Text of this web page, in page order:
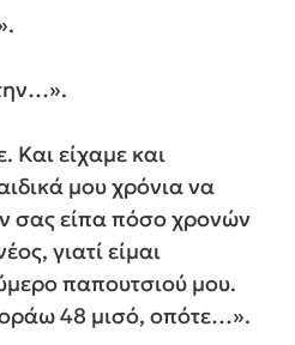
Και είχαμε και
μου χρόνια να
σας είπα πόσο χρονών
γιατί είμαι
παπουτσιού μου.
48 μισό, οπότε…».